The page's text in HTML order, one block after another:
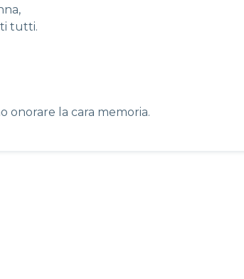
tutti.
onorare la cara memoria.